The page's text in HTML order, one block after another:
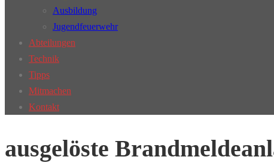
Ausbildung
Jugendfeuerwehr
Abteilungen
Technik
Tipps
Mitmachen
Kontakt
ausgelöste